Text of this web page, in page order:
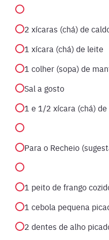
2 xícaras (chá) de
1 xícara (chá) de leite
1 colher (sopa) de
Sal a gosto
1 e 1/2 xícara (chá)
Para o Recheio
1 peito de frango
1 cebola pequena
2 dentes de alho